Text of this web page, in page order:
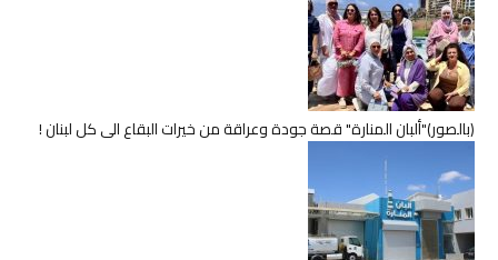
(بالصور)"ألبان المنارة" قصة جودة وعراقة من خيرات البقاع الى كل لبنان !